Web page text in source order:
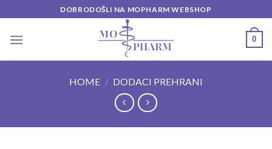
to
content
DOBRODOŠLI NA MOPHARM WEBSHOP
0
HOME / DODACI PREHRANI